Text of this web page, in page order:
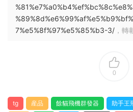
7%e5%8f%97%e5%85%b3-3/ ，轉
0
tg 産品 餘貓飛機群發器 助手王